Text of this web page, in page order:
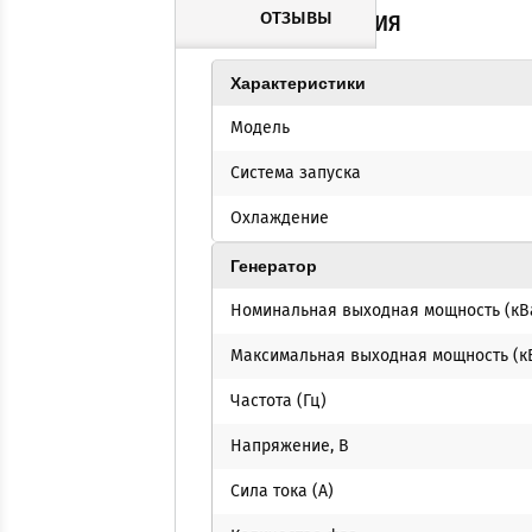
ОТЗЫВЫ
СПЕЦИФИКАЦИЯ
Характеристики
Модель
Система запуска
Охлаждение
Генератор
Номинальная выходная мощность
Максимальная выходная мощность
Частота (Гц)
Напряжение, В
Сила тока (А)